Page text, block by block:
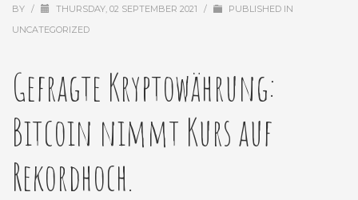
BY / THURSDAY, 02 SEPTEMBER 2021 /
PUBLISHED IN
UNCATEGORIZED
Gefragte Kryptowährung:
Bitcoin nimmt Kurs auf
Rekordhoch.